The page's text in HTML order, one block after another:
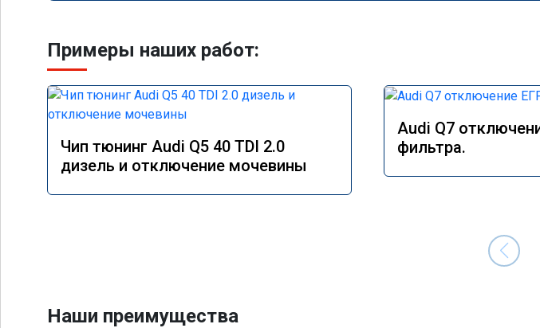
Примеры наших работ:
Чип тюнинг Audi Q5 40 TDI 2.0
дизель и отключение мочевины
Audi Q7
фильтра.
Наши преимущества